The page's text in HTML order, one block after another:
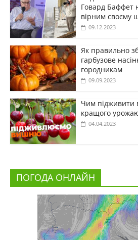
Говард Баффет
вірним своєму
09.12.2023
Як правильно
гарбузове
городникам
09.09.2023
Чим
кращого
04.04.2023
ПОГОДА ОНЛАЙН